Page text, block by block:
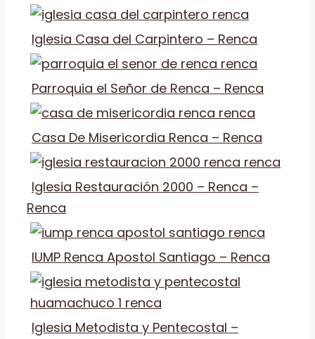
Iglesia Casa del Carpintero – Renca
Parroquia el Señor de Renca – Renca
Casa De Misericordia Renca – Renca
Iglesia Restauración 2000 – Renca –
Renca
IUMP Renca Apostol Santiago – Renca
Iglesia Metodista y Pentecostal –